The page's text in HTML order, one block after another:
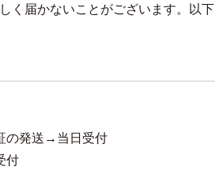
く届かないことがございます。以下
の発送→当日受付
付